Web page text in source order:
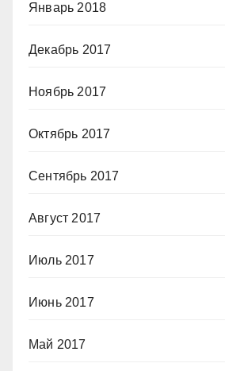
Январь 2018
Декабрь 2017
Ноябрь 2017
Октябрь 2017
Сентябрь 2017
Август 2017
Июль 2017
Июнь 2017
Май 2017